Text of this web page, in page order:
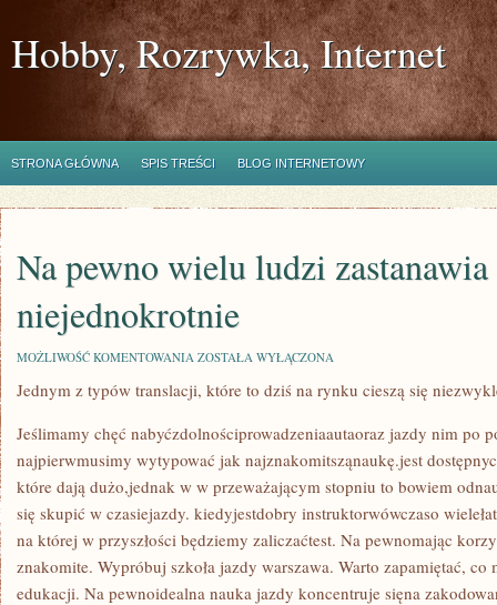
Hobby, Rozrywka, Internet
STRONA GŁÓWNA SPIS TREŚCI BLOG INTERNETOWY
Na pewno wielu ludzi zastanawia
niejednokrotnie
MOŻLIWOŚĆ KOMENTOWANIA NA
WIELU
SIĘ
NIEJEDNOKROTNIE
ZOSTAŁA WYŁĄCZONA
Jednym z typów translacji, które to dziś na rynku cieszą się
Jeślimamy chęć nabyćzdolnościprowadzeniaautaoraz jazdy nim po
najpierwmusimy wytypować jak najznakomitsząnaukę.jest
które dają dużo,jednak w w przeważającym stopniu to bowiem
się skupić w czasiejazdy. kiedyjestdobry instruktorwówczaso
na której w przyszłości będziemy zaliczaćtest. Na pewnomając
znakomite. Wypróbuj szkoła jazdy warszawa. Warto zapamiętać, co
edukacji. Na pewnoidealna nauka jazdy koncentruje sięna